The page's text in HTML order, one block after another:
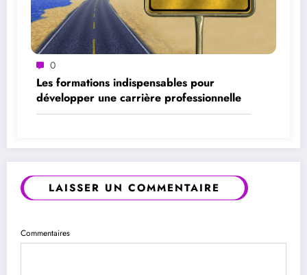
0
Les formations indispensables pour
développer une carrière professionnelle
LAISSER UN COMMENTAIRE
Commentaires